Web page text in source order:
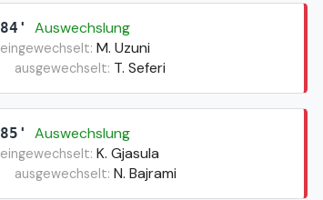
84' Auswechslung
eingewechselt: M. Uzuni
ausgewechselt: T. Seferi
85' Auswechslung
eingewechselt: K. Gjasula
ausgewechselt: N. Bajrami